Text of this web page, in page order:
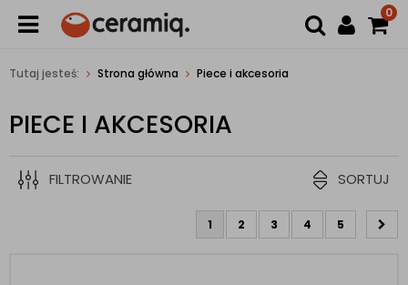
0
Tutaj jesteś: Strona główna Piece i akcesoria
PIECE I AKCESORIA
FILTROWANIE SORTUJ
1 2 3 4 5